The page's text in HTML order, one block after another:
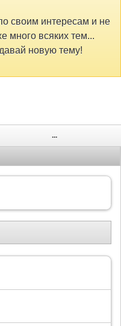
своим интересам и не
много всяких тем...
новую тему!
...